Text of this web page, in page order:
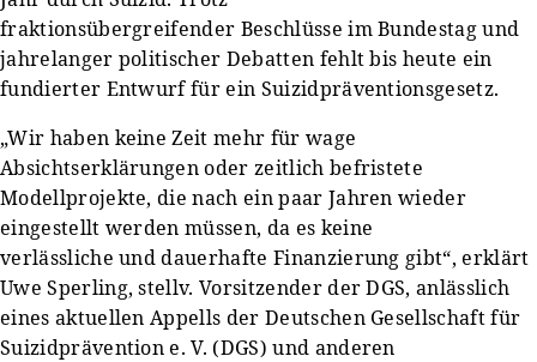
fraktionsübergreifender Beschlüsse im Bundestag und
jahrelanger politischer Debatten fehlt bis heute ein
fundierter Entwurf für ein Suizidpräventionsgesetz.
„Wir haben keine Zeit mehr für wage
Absichtserklärungen oder zeitlich befristete
Modellprojekte, die nach ein paar Jahren wieder
eingestellt werden müssen, da es keine
verlässliche und dauerhafte Finanzierung gibt“, erklärt
Uwe Sperling, stellv. Vorsitzender der DGS, anlässlich
eines aktuellen Appells der Deutschen Gesellschaft für
Suizidprävention e. V. (DGS) und anderen